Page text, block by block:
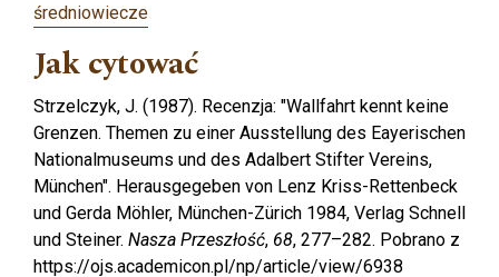
średniowiecze
Jak cytować
Strzelczyk, J. (1987). Recenzja: "Wallfahrt kennt keine
Grenzen. Themen zu einer Ausstellung des Eayerischen
Nationalmuseums und des Adalbert Stifter Vereins,
München". Herausgegeben von Lenz Kriss-Rettenbeck
und Gerda Möhler, München-Zürich 1984, Verlag Schnell
und Steiner. Nasza Przeszłość, 68, 277–282. Pobrano z
https://ojs.academicon.pl/np/article/view/6938